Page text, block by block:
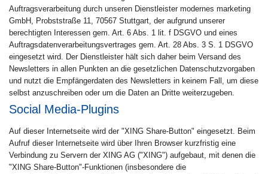
Auftragsverarbeitung durch unseren Dienstleister modernes marketing
GmbH, Probststraße 11, 70567 Stuttgart, der aufgrund unserer
berechtigten Interessen gem. Art. 6 Abs. 1 lit. f DSGVO und eines
Auftragsdatenverarbeitungsvertrages gem. Art. 28 Abs. 3 S. 1 DSGVO
eingesetzt wird. Der Dienstleister hält sich daher beim Versand des
Newsletters in allen Punkten an die gesetzlichen Datenschutzvorgaben
und nutzt die Empfängerdaten des Newsletters in keinem Fall, um diese
selbst anzuschreiben oder um die Daten an Dritte weiterzugeben.
Social Media-Plugins
Auf dieser Internetseite wird der "XING Share-Button" eingesetzt. Beim
Aufruf dieser Internetseite wird über Ihren Browser kurzfristig eine
Verbindung zu Servern der XING AG ("XING") aufgebaut, mit denen die
"XING Share-Button"-Funktionen (insbesondere die